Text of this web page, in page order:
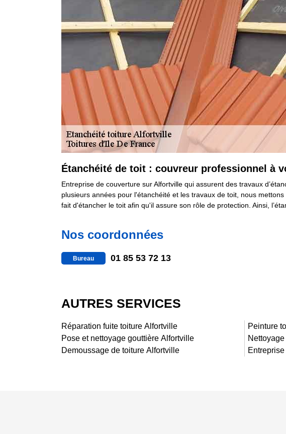
Étanchéité de toit : couvreur professionnel à
Entreprise de couverture sur Alfortville qui assurent des travaux
plusieurs années pour l'étanchéité et les travaux de toit, nous
fait d'étancher le toit afin qu'il assure son rôle de protection. Ainsi,
Nos coordonnées
Bureau 01 85 53 72 13
AUTRES SERVICES
Réparation fuite toiture Alfortville
Pose et nettoyage gouttière Alfortville
Demoussage de toiture Alfortville
Peinture